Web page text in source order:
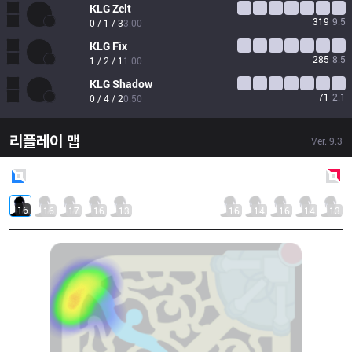
KLGZelt
0 / 1 / 33.00 319 9.5
KLG Fix
1 / 2 / 1 1.00 285 8.5
KLGShadow
0 / 4 / 20.50 71 2.1
리플레이 맵 Ver. 9.3
16 16 17 16 13 16 14 16 14 13